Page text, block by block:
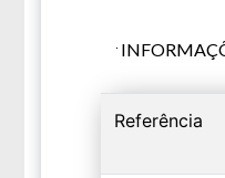
Referência